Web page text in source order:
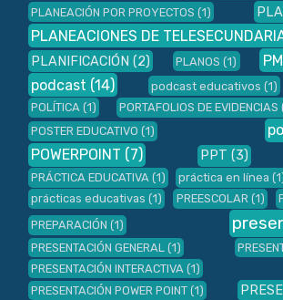
PLANEACIÓN POR PROYECTOS (1)
PLANEACIONES DE
PLANIFICACIÓN (2) PLANOS (1)
podcast (14) podcast educativos (1)
POLÍTICA (1) PORTAFOLIOS DE EVIDENCIAS
POSTER EDUCATIVO (1)
POWERPOINT (7) PPT (3)
PRÁCTICA EDUCATIVA (1) práctica en línea
prácticas educativas (1) PREESCOLAR (1)
PREPARACIÓN (1)
PRESENTACIÓN GENERAL (1)
PRESENTACIÓN INTERACTIVA (1)
PRESENTACIÓN POWER POINT (1)